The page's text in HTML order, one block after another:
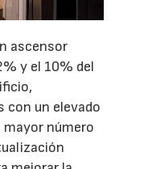
ascensor
y el 10% del
con un elevado
número